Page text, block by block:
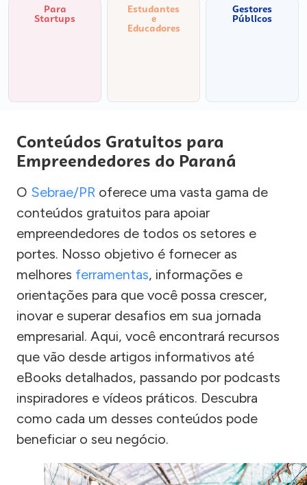
Para
Startups
Estudantes
e
Educadores
Gestores
Públicos
Conteúdos Gratuitos para
Empreendedores do Paraná
O Sebrae/PR oferece uma vasta gama de
conteúdos gratuitos para apoiar
empreendedores de todos os setores e
portes. Nosso objetivo é fornecer as
melhores ferramentas, informações e
orientações para que você possa crescer,
inovar e superar desafios em sua jornada
empresarial. Aqui, você encontrará recursos
que vão desde artigos informativos até
eBooks detalhados, passando por podcasts
inspiradores e vídeos práticos. Descubra
como cada um desses conteúdos pode
beneficiar o seu negócio.